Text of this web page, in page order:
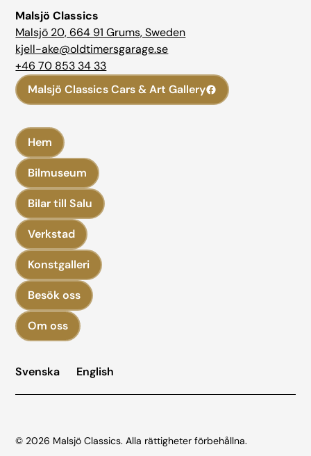
Malsjö Classics
Malsjö 20, 664 91 Grums, Sweden
kjell-ake@oldtimersgarage.se
+46 70 853 34 33
Malsjö Classics Cars & Art Gallery
Hem
Bilmuseum
Bilar till Salu
Verkstad
Konstgalleri
Besök oss
Om oss
English
Svenska
© 2026 Malsjö Classics. Alla rättigheter förbehållna.